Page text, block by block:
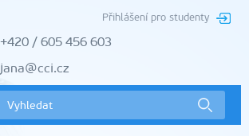
Přihlášení pro studenty
+420 / 605 456 603
jana@cci.cz